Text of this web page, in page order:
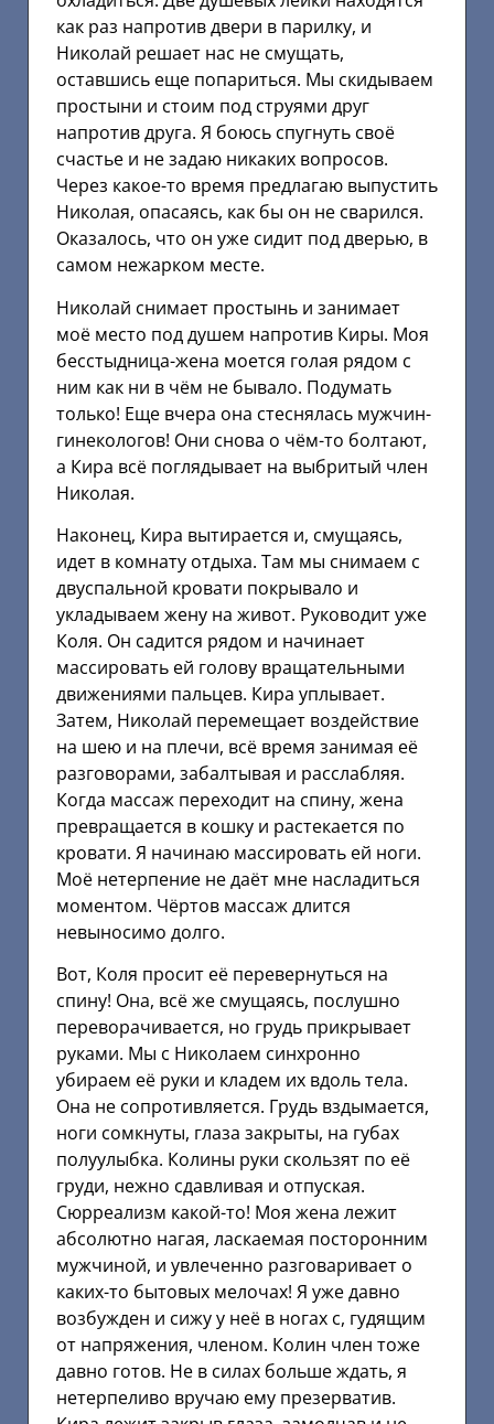
как раз напротив двери в парилку, и
Николай решает нас не смущать,
оставшись еще попариться. Мы скидываем
простыни и стоим под струями друг
напротив друга. Я боюсь спугнуть своё
счастье и не задаю никаких вопросов.
Через какое-то время предлагаю выпустить
Николая, опасаясь, как бы он не сварился.
Оказалось, что он уже сидит под дверью, в
самом нежарком месте.
Николай снимает простынь и занимает
моё место под душем напротив Киры. Моя
бесстыдница-жена моется голая рядом с
ним как ни в чём не бывало. Подумать
только! Еще вчера она стеснялась мужчин-
гинекологов! Они снова о чём-то болтают,
а Кира всё поглядывает на выбритый член
Николая.
Наконец, Кира вытирается и, смущаясь,
идет в комнату отдыха. Там мы снимаем с
двуспальной кровати покрывало и
укладываем жену на живот. Руководит уже
Коля. Он садится рядом и начинает
массировать ей голову вращательными
движениями пальцев. Кира уплывает.
Затем, Николай перемещает воздействие
на шею и на плечи, всё время занимая её
разговорами, забалтывая и расслабляя.
Когда массаж переходит на спину, жена
превращается в кошку и растекается по
кровати. Я начинаю массировать ей ноги.
Моё нетерпение не даёт мне насладиться
моментом. Чёртов массаж длится
невыносимо долго.
Вот, Коля просит её перевернуться на
спину! Она, всё же смущаясь, послушно
переворачивается, но грудь прикрывает
руками. Мы с Николаем синхронно
убираем её руки и кладем их вдоль тела.
Она не сопротивляется. Грудь вздымается,
ноги сомкнуты, глаза закрыты, на губах
полуулыбка. Колины руки скользят по её
груди, нежно сдавливая и отпуская.
Сюрреализм какой-то! Моя жена лежит
абсолютно нагая, ласкаемая посторонним
мужчиной, и увлеченно разговаривает о
каких-то бытовых мелочах! Я уже давно
возбужден и сижу у неё в ногах с, гудящим
от напряжения, членом. Колин член тоже
давно готов. Не в силах больше ждать, я
нетерпеливо вручаю ему презерватив.